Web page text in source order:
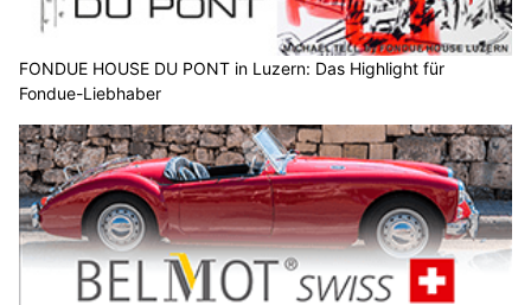
FONDUE HOUSE DU PONT in Luzern: Das Highlight für
Fondue-Liebhaber